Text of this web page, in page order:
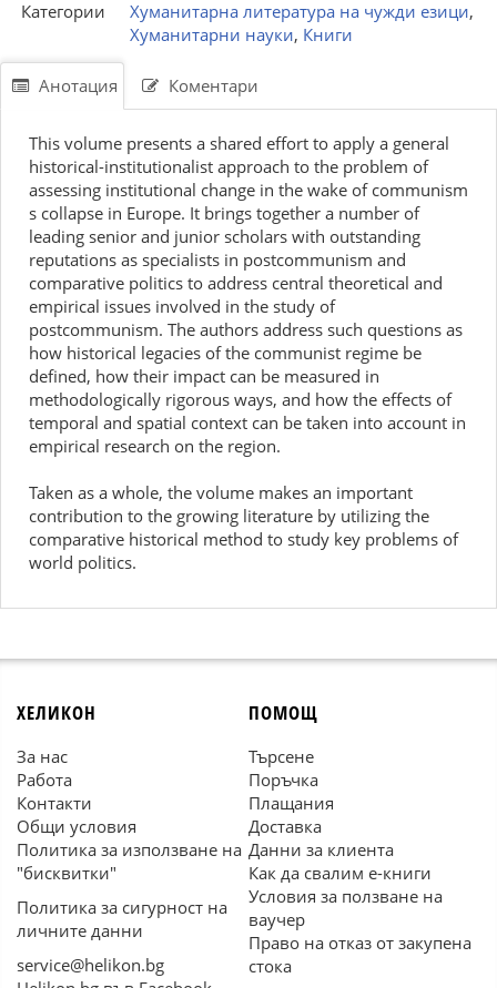
Категории
Хуманитарна литература на чужди езици,
Хуманитарни науки, Книги
Анотация Коментари
This volume presents a shared effort to apply a general
historical-institutionalist approach to the problem of
assessing institutional change in the wake of communism
s collapse in Europe. It brings together a number of
leading senior and junior scholars with outstanding
reputations as specialists in postcommunism and
comparative politics to address central theoretical and
empirical issues involved in the study of
postcommunism. The authors address such questions as
how historical legacies of the communist regime be
defined, how their impact can be measured in
methodologically rigorous ways, and how the effects of
temporal and spatial context can be taken into account in
empirical research on the region.
Taken as a whole, the volume makes an important
contribution to the growing literature by utilizing the
comparative historical method to study key problems of
world politics.
ХЕЛИКОН
За нас
Работа
Контакти
Общи условия
Политика за използване на
"бисквитки"
Политика за сигурност на
личните данни
service@helikon.bg
ПОМОЩ
Търсене
Поръчка
Плащания
Доставка
Данни за клиента
Как да свалим е-книги
Условия за ползване на
ваучер
Право на отказ от закупена
стока